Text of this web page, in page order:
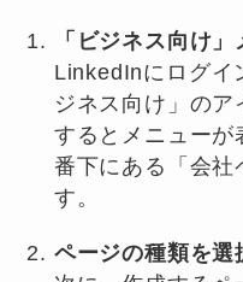
「ビジネス向け
LinkedInにログイ
ジネス向け」のア
するとメニューが
番下にある「会社
す。
ページの種類を選